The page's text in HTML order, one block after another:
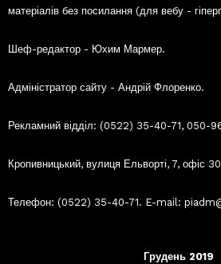
матеріалів без посилання (для вебу -
Шеф-редактор - Юхим Мармер.
Адміністратор сайту - Андрій Флоренко.
Рекламний відділ: (0522) 35-40-71, 050-
Кропивницький, вулиця Ельворті, 7, офіс
Телефон: (0522) 35-40-71. E-mail:
Грудень 2019